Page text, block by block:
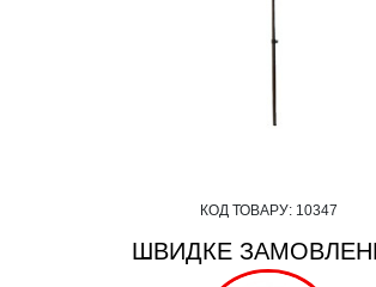
КОД ТОВАРУ: 10347
ШВИДКЕ